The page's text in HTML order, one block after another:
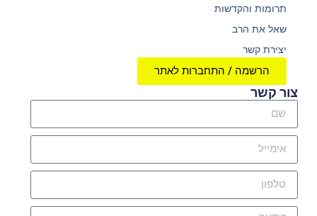
תרומות והקדשות
שאל את הרב
יצירת קשר
הרשמה / התחברות לאתר
צור קשר